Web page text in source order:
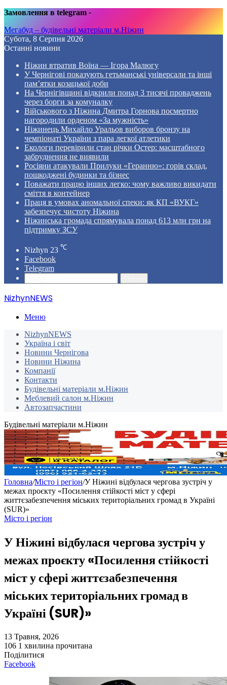
Замовлення в telegram -
Мегабуд – будівельні матеріали м.Ніжин
Субота, 8 Серпня 2026
Останні новини
Ніжин втратив Воїна — Ігора Малюгу
У Чернігові показують гетьманські універсали та інші
пам’ятки козацької доби
На Чернігівщині відкрили понад 3 тисячі проваджень
через борги за комуналку
Військового з Ніжина Дмитра Горнова посмертно
нагородили орденом «За мужність»
Ніжинець Михайло Уральов виборов бронзу на
чемпіонаті України з пара легкої атлетики
Екологи перевірили стан річки Остер: масштабного
забруднення не виявили
Росіяни атакували Прилуки «Геранню»: горів склад,
пошкоджені будинки та бізнес
Поважати працю інших легко: чому важливо викидати
сміття в контейнер
Праця в умовах аномальної спеки: як КП «ВУКГ»
забезпечує чистоту Ніжина
Ніжинська громада спрямувала понад 613 млн грн на
підтримку ЗСУ
Nizhyn 23 ℃
Facebook
Telegram
NizhynNEWS
Меню
NizhynNEWS
Україна і світ
Новини Чернігова
Новини Ніжина
Компанії
Контакти
Будівельні матеріали м.Ніжин
Меблевий салон м.Ніжин
Автозапчастини
Будівельні матеріали м.Ніжин
Головна/Місто і регіон/У Ніжині відбулася чергова зустріч у
межах проєкту «Посилення стійкості міст у сфері
життєзабезпечення міських територіальних громад в Україні
(SUR)»
Місто і регіон
У Ніжині відбулася чергова зустріч у
межах проєкту «Посилення стійкості
міст у сфері життєзабезпечення
міських територіальних громад в
Україні (SUR)»
13 Травня, 2026
106 1 хвилина прочитана
Поділитися
Facebook